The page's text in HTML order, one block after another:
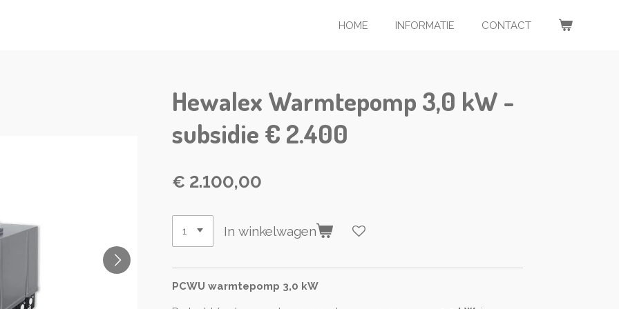
HOME INFORMATIE CONTACT
Hewalex Warmtepomp 3,0 kW -
subsidie € 2.400
€ 2.100,00
In winkelwagen
PCWU warmtepomp 3,0 kW